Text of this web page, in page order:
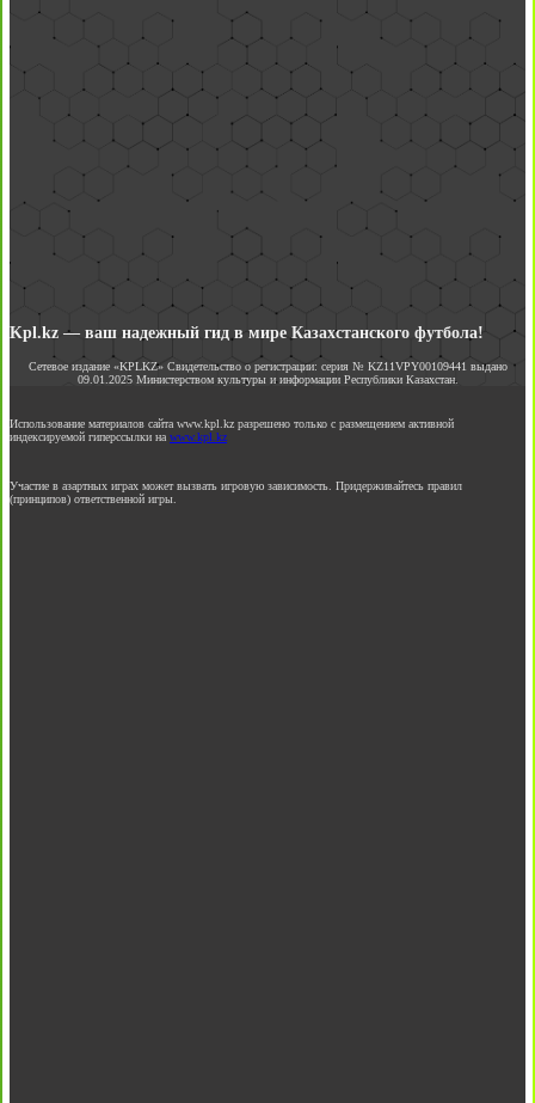
Kpl.kz — ваш надежный гид в мире Казахстанского футбола!
Сетевое издание «KPLKZ» Свидетельство о регистрации: серия № KZ11VPY00109441 выдано
09.01.2025 Министерством культуры и информации Республики Казахстан.
Использование материалов сайта www.kpl.kz разрешено только с размещением активной
индексируемой гиперссылки на www.kpl.kz
Участие в азартных играх может вызвать игровую зависимость. Придерживайтесь правил
(принципов) ответственной игры.